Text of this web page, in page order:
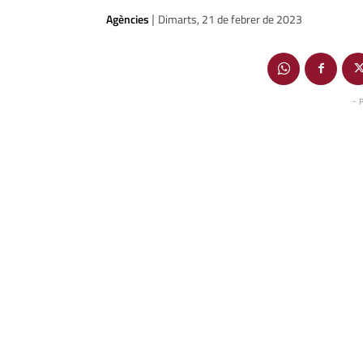
Agències | Dimarts, 21 de febrer de 2023
-